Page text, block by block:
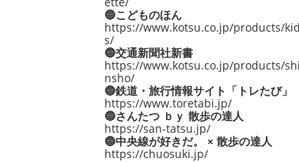
🔵こどものほん
https://www.kotsu.co.jp/products/kid
s/
🔵交通新聞社新書
https://www.kotsu.co.jp/products/shi
nsho/
🔵鉄道・旅行情報サイト「トレたび」
https://www.toretabi.jp/
🔵さんたつ ｂｙ 散歩の達人
https://san-tatsu.jp/
🔵中央線が好きだ。 × 散歩の達人
https://chuosuki.jp/